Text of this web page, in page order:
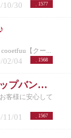
1577
10/30
【クー...
1568
02/04
メンズショート 金髪 アップバング 10代20代30代40代50代
様に安心して
1567
11/01